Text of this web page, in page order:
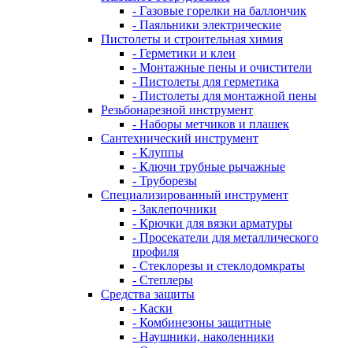
- Газовые горелки на баллончик
- Паяльники электрические
Пистолеты и строительная химия
- Герметики и клеи
- Монтажные пены и очистители
- Пистолеты для герметика
- Пистолеты для монтажной пены
Резьбонарезной инструмент
- Наборы метчиков и плашек
Сантехнический инструмент
- Клуппы
- Ключи трубные рычажные
- Труборезы
Специализированный инструмент
- Заклепочники
- Крючки для вязки арматуры
- Просекатели для металлического
профиля
- Стеклорезы и стеклодомкраты
- Степлеры
Средства защиты
- Каски
- Комбинезоны защитные
- Наушники, наколенники